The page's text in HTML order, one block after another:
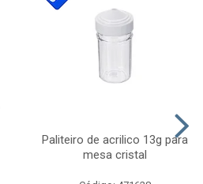
Paliteiro de acrilico 13g para
mesa cristal